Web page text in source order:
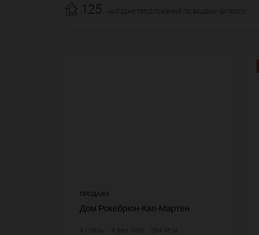
125 - НАЙДЕНО ПРЕДЛОЖЕНИЙ ПО ВАШЕМУ ЗАПРОСУ
ПРОДАЖА
Дом Рокебрюн-Кап-Мартен
4 спаль. 4 ван. ком. 264 кв.м.